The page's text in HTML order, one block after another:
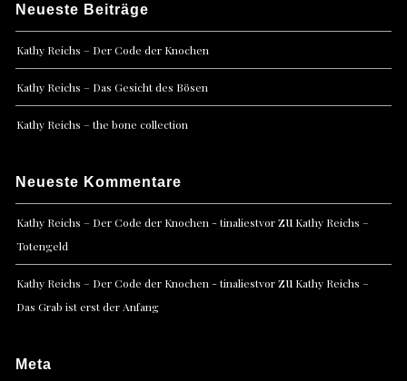
Neueste Beiträge
Kathy Reichs – Der Code der Knochen
Kathy Reichs – Das Gesicht des Bösen
Kathy Reichs – the bone collection
Neueste Kommentare
Kathy Reichs – Der Code der Knochen - tinaliestvorzu Kathy Reichs –
Totengeld
Kathy Reichs – Der Code der Knochen - tinaliestvorzu Kathy Reichs –
Das Grab ist erst der Anfang
Meta